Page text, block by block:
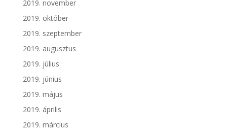
2019. november
2019. október
2019. szeptember
2019. augusztus
2019. július
2019. június
2019. május
2019. április
2019. március